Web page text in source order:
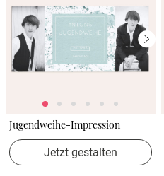
Jugendweihe-Impression
Jetzt gestalten